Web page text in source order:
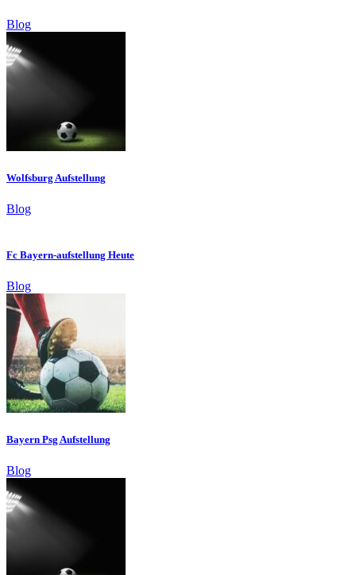
Blog
Wolfsburg Aufstellung
Blog
Fc Bayern-aufstellung Heute
Blog
Bayern Psg Aufstellung
Blog